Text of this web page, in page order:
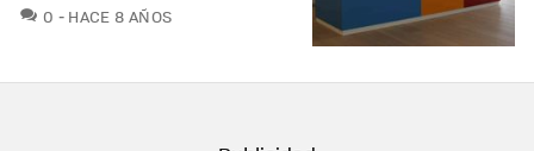
0 COMENTARIOS
HACE 8 AÑOS